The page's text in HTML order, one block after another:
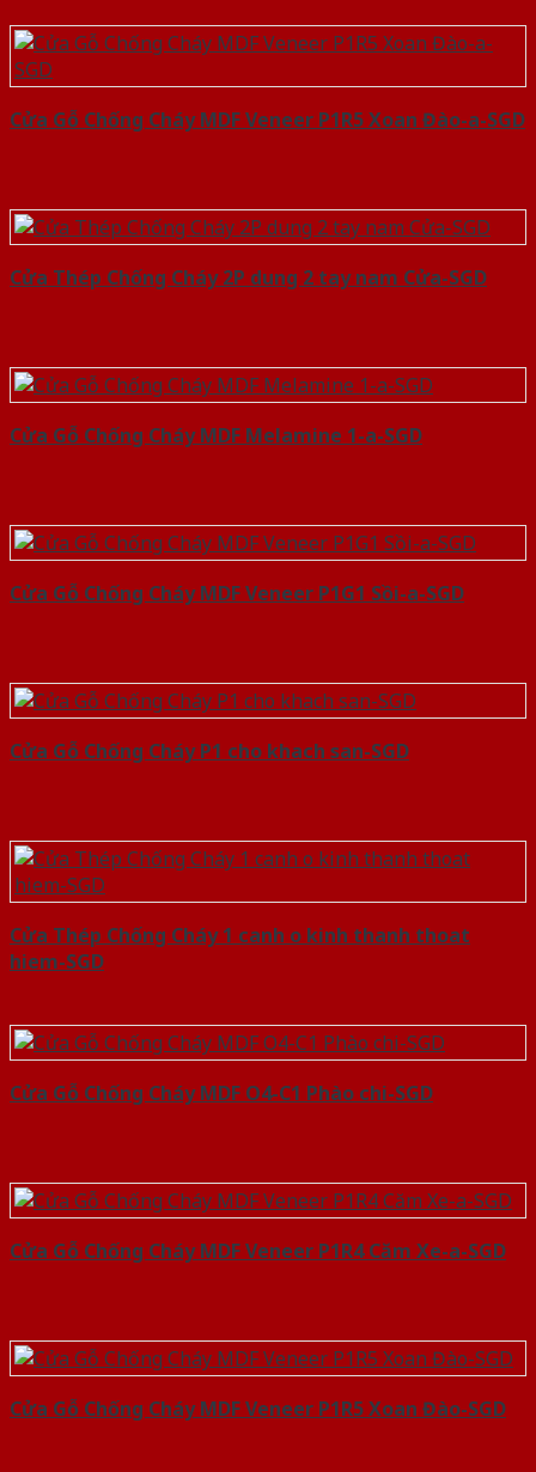
Cửa Gỗ Chống Cháy MDF Veneer P1R5 Xoan Đào-a-SGD
Cửa Thép Chống Cháy 2P dung 2 tay nam Cửa-SGD
Cửa Gỗ Chống Cháy MDF Melamine 1-a-SGD
Cửa Gỗ Chống Cháy MDF Veneer P1G1 Sồi-a-SGD
Cửa Gỗ Chống Cháy P1 cho khach san-SGD
Cửa Thép Chống Cháy 1 canh o kinh thanh thoat
hiem-SGD
Cửa Gỗ Chống Cháy MDF O4-C1 Phào chi-SGD
Cửa Gỗ Chống Cháy MDF Veneer P1R4 Căm Xe-a-SGD
Cửa Gỗ Chống Cháy MDF Veneer P1R5 Xoan Đào-SGD